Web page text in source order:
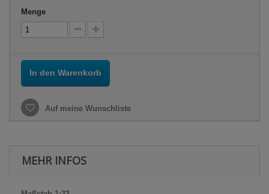
Menge
In den Warenkorb
Auf meine Wunschliste
MEHR INFOS